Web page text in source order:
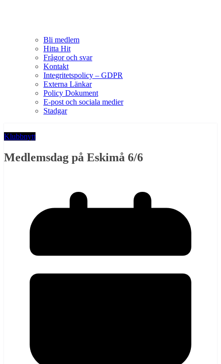
Bli medlem
Hitta Hit
Frågor och svar
Kontakt
Integritetspolicy – GDPR
Externa Länkar
Policy Dokument
E-post och sociala medier
Stadgar
Klubbnytt
Medlemsdag på Eskimå 6/6